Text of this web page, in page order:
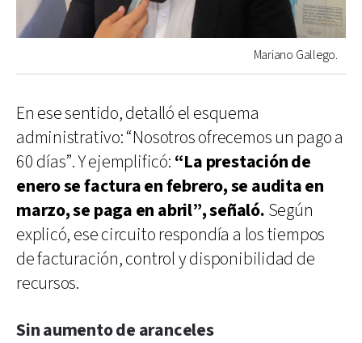
Mariano Gallego.
En ese sentido, detalló el esquema
administrativo: “Nosotros ofrecemos un pago a
60 días”. Y ejemplificó: “La prestación de
enero se factura en febrero, se audita en
marzo, se paga en abril”, señaló. Según
explicó, ese circuito respondía a los tiempos
de facturación, control y disponibilidad de
recursos.
Sin aumento de aranceles